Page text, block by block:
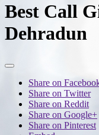
Best Call
Dehradun
Share on
Share on Twitter
Share on Reddit
Share on Google+
Share on Pinterest